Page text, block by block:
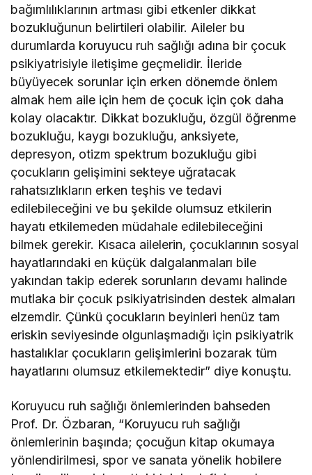
bağımlılıklarının artması gibi etkenler dikkat
bozukluğunun belirtileri olabilir. Aileler bu
durumlarda koruyucu ruh sağlığı adına bir çocuk
psikiyatrisiyle iletişime geçmelidir. İleride
büyüyecek sorunlar için erken dönemde önlem
almak hem aile için hem de çocuk için çok daha
kolay olacaktır. Dikkat bozukluğu, özgül öğrenme
bozukluğu, kaygı bozukluğu, anksiyete,
depresyon, otizm spektrum bozukluğu gibi
çocukların gelişimini sekteye uğratacak
rahatsızlıkların erken teşhis ve tedavi
edilebileceğini ve bu şekilde olumsuz etkilerin
hayatı etkilemeden müdahale edilebileceğini
bilmek gerekir. Kısaca ailelerin, çocuklarının sosyal
hayatlarındaki en küçük dalgalanmaları bile
yakından takip ederek sorunların devamı halinde
mutlaka bir çocuk psikiyatrisinden destek almaları
elzemdir. Çünkü çocukların beyinleri henüz tam
eriskin seviyesinde olgunlaşmadığı için psikiyatrik
hastalıklar çocukların gelişimlerini bozarak tüm
hayatlarını olumsuz etkilemektedir” diye konuştu.
Koruyucu ruh sağlığı önlemlerinden bahseden
Prof. Dr. Özbaran, “Koruyucu ruh sağlığı
önlemlerinin başında; çocuğun kitap okumaya
yönlendirilmesi, spor ve sanata yönelik hobilere